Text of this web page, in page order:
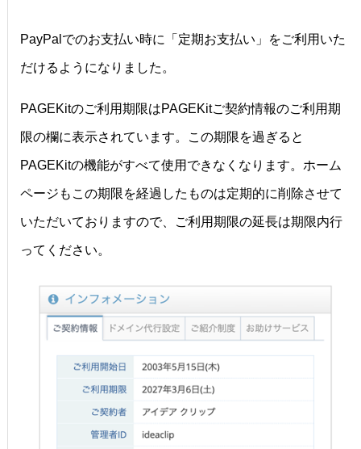
PayPalでのお支払い時に「定期お支払い」をご利用いた
だけるようになりました。
PAGEKitのご利用期限はPAGEKitご契約情報のご利用期
限の欄に表示されています。この期限を過ぎると
PAGEKitの機能がすべて使用できなくなります。ホーム
ページもこの期限を経過したものは定期的に削除させて
いただいておりますので、ご利用期限の延長は期限内行
ってください。